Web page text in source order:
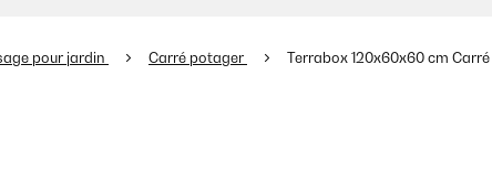
pour jardin Carré potager Terrabox 120x60x60 cm